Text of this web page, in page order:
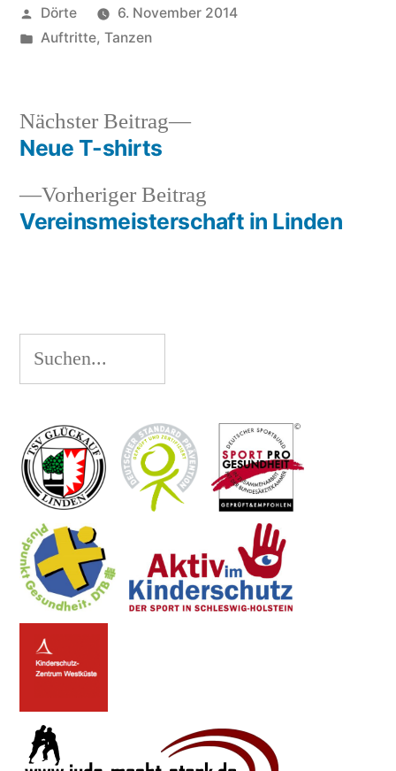
Veröffentlicht
von
Dörte
6. November 2014
Veröffentlicht
Auftritte, Tanzen
Beitragsnavigation
Vorheriger Beitrag
Beitrag:
Vereinsmeisterschaft in Linden
Nächster Beitrag
Nächster
Neue T-shirts
Suchen